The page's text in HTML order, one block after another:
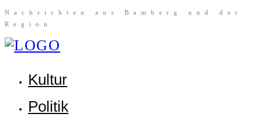
Nach­rich­ten aus Bam­berg und der
Region
Kul­tur
Poli­tik